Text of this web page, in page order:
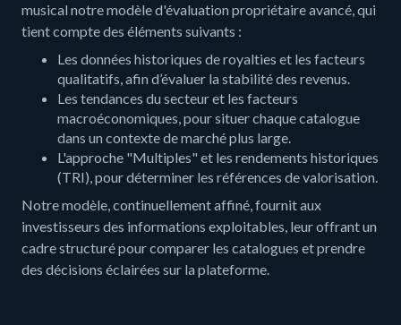
musical notre modèle d'évaluation propriétaire avancé, qui
tient compte des éléments suivants :
Les données historiques de royalties et les facteurs
qualitatifs, afin d’évaluer la stabilité des revenus.
Les tendances du secteur et les facteurs
macroéconomiques, pour situer chaque catalogue
dans un contexte de marché plus large.
L'approche "Multiples" et les rendements historiques
(TRI), pour déterminer les références de valorisation.
Notre modèle, continuellement affiné, fournit aux
investisseurs des informations exploitables, leur offrant un
cadre structuré pour comparer les catalogues et prendre
des décisions éclairées sur la plateforme.